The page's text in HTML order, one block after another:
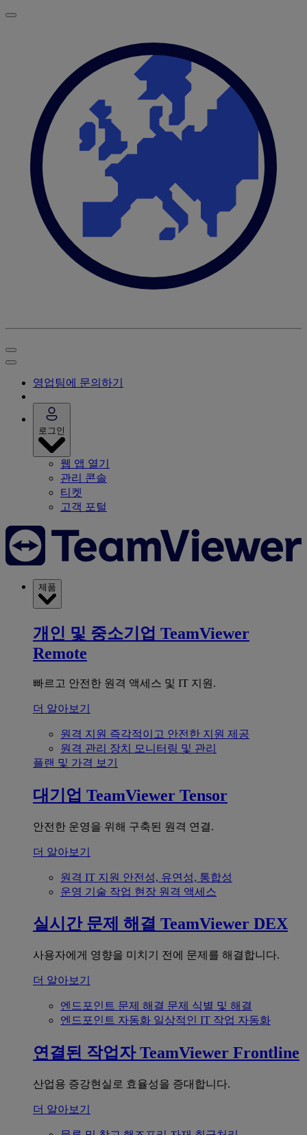
영업팀에 문의하기
로그인
웹 앱 열기
관리 콘솔
티켓
고객 포털
제품
개인 및 중소기업 TeamViewer
Remote
빠르고 안전한 원격 액세스 및 IT 지원.
더 알아보기
원격 지원 즉각적이고 안전한 지원 제공
원격 관리 장치 모니터링 및 관리
플랜 및 가격 보기
대기업 TeamViewer Tensor
안전한 운영을 위해 구축된 원격 연결.
더 알아보기
원격 IT 지원 안전성, 유연성, 통합성
운영 기술 작업 현장 원격 액세스
실시간 문제 해결 TeamViewer DEX
사용자에게 영향을 미치기 전에 문제를 해결합니다.
더 알아보기
엔드포인트 문제 해결 문제 식별 및 해결
엔드포인트 자동화 일상적인 IT 작업 자동화
연결된 작업자 TeamViewer Frontline
산업용 증강현실로 효율성을 증대합니다.
더 알아보기